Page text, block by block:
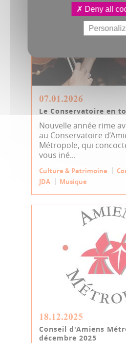
07.01.2026
Le Conservatoire en
Nouvelle année rime
au Conservatoire
Métropole, qui
vous iné...
Culture & Patrimoine
JDA
Musique
18.12.2025
Conseil d'Amiens
décembre 2025
Deny all